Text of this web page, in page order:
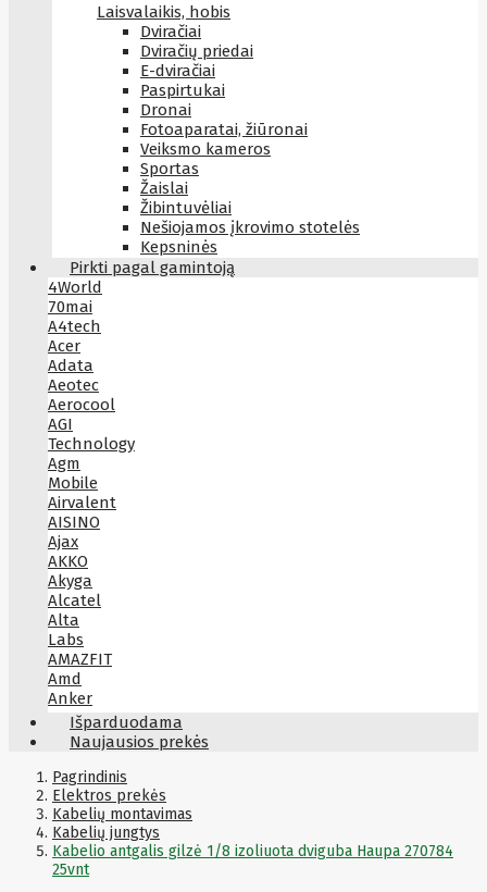
Laisvalaikis, hobis
Dviračiai
Dviračių priedai
E-dviračiai
Paspirtukai
Dronai
Fotoaparatai, žiūronai
Veiksmo kameros
Sportas
Žaislai
Žibintuvėliai
Nešiojamos įkrovimo stotelės
Kepsninės
Pirkti pagal gamintoją
4World
70mai
A4tech
Acer
Adata
Aeotec
Aerocool
AGI
Technology
Agm
Mobile
Airvalent
AISINO
Ajax
AKKO
Akyga
Alcatel
Alta
Labs
AMAZFIT
Amd
Anker
Antec
Aoc
Apc
Apollo
Apple
Aqara
Arctic
Armac
Išparduodama
Naujausios prekės
Pagrindinis
Elektros prekės
Kabelių montavimas
Kabelių jungtys
Kabelio antgalis gilzė 1/8 izoliuota dviguba Haupa 270784
25vnt